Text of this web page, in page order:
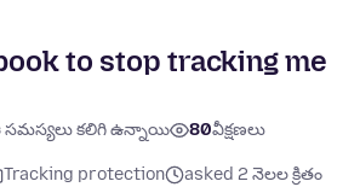
to stop tracking me
కలిగి ఉన్నాయి 80వీక్షణలు
Tracking protection
asked 2 నెలల క్రితం